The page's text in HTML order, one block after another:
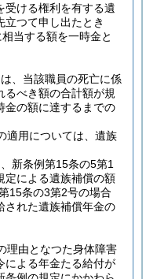
受ける権利を有する遺
つて申し出たとき
当する額を一時金と
、当該職員の死亡に係
るべき額の合計額が規
金の額に達するまでの
適用については、遺族
新条例第15条の5第1
定による遺族補償の額
15条の3第2号の場合
された遺族補償年金の
理由となつた身体障害
による年金たる給付が